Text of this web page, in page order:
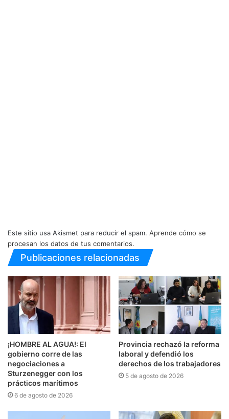
Este sitio usa Akismet para reducir el spam. Aprende cómo se
procesan los datos de tus comentarios.
Publicaciones relacionadas
¡HOMBRE AL AGUA!: El
gobierno corre de las
negociaciones a
Sturzenegger con los
prácticos marítimos
6 de agosto de 2026
Provincia rechazó la reforma
laboral y defendió los
derechos de los trabajadores
5 de agosto de 2026